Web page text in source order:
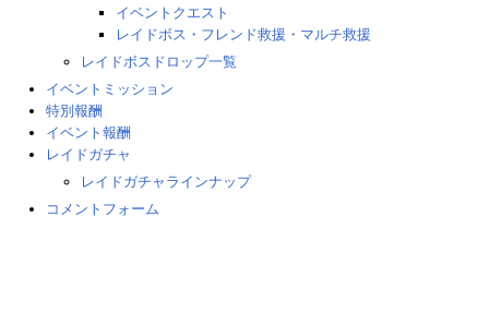
イベントクエスト
レイドボス・フレンド救援・マルチ救援
レイドボスドロップ一覧
イベントミッション
特別報酬
イベント報酬
レイドガチャ
レイドガチャラインナップ
コメントフォーム